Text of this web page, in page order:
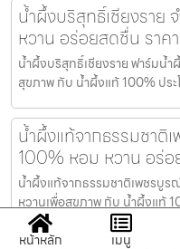
น้ำผึ้งบริสุทธิ์เชียงราย
หวาน อร่อยสดชื่น ราค
น้ำผึ้งบริสุทธิ์เชียงราย ฟาร์มน้
สุขภาพ กับ น้ำผึ้งแท้ 100% ปร
น้ำผึ้งแท้จากธรรมชาติ
100% หอม หวาน อร่
น้ำผึ้งแท้จากธรรมชาติเพชรบู
หวานเพื่อสุขภาพ กับ น้ำผึ้งแท้
หน้าหลัก เมนู